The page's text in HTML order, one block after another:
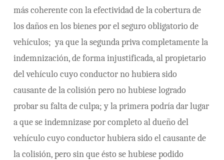
más coherente con la efectividad de la cobertura de
los daños en los bienes por el seguro obligatorio de
vehículos; ya que la segunda priva completamente la
indemnización, de forma injustificada, al propietario
del vehículo cuyo conductor no hubiera sido
causante de la colisión pero no hubiese logrado
probar su falta de culpa; y la primera podría dar lugar
a que se indemnizase por completo al dueño del
vehículo cuyo conductor hubiera sido el causante de
la colisión, pero sin que ésto se hubiese podido